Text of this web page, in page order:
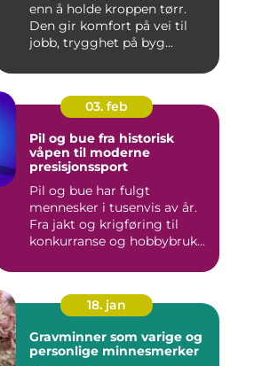
enn å holde kroppen tørr.
Den gir komfort på vei til
jobb, trygghet på byg...
03. feb
Pil og bue fra historisk
våpen til moderne
presisjonssport
Pil og bue har fulgt
mennesker i tusenvis av år.
Fra jakt og krigføring til
konkurranse og hobbybruk...
18. jan
Gravminner som varige og
personlige minnesmerker